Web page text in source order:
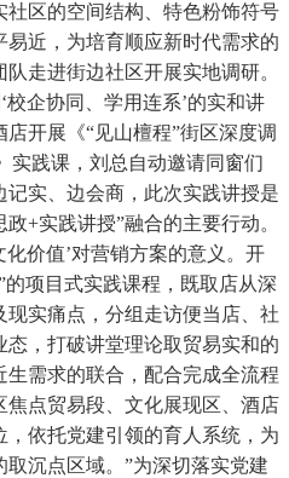
区的空间结构、特色粉饰符号
近，为培育顺应新时代需求的
走进街边社区开展实地调研。
校企协同、学用连系’的实和讲
开展《“见山檀程”街区深度调
实践课，刘总自动邀请同窗们
实、边会商，此次实践讲授是
+实践讲授”融合的主要行动。
化价值’对营销方案的意义。开
项目式实践课程，既取店从深
实痛点，分组走访便当店、社
，打破讲堂理论取贸易实和的
需求的联合，配合完成全流程
点贸易段、文化展现区、酒店
依托党建引领的育人系统，为
沉点区域。”为深切落实党建